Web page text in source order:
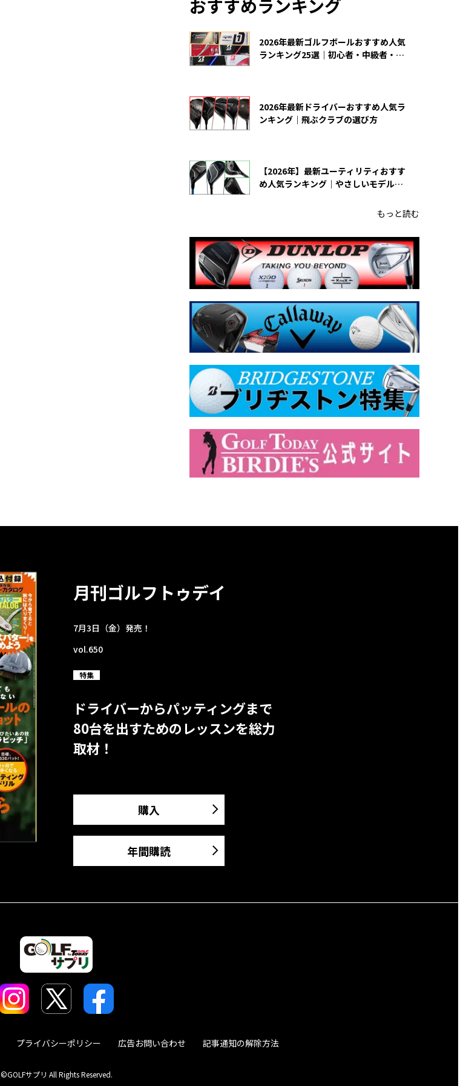
おすすめランキング
2026年最新ゴルフボールおすすめ人気
ランキング25選｜初心者・中級者・上
2026年最新ドライバーおすすめ人気ラ
ンキング｜飛ぶクラブの選び方
【2026年】最新ユーティリティおすす
め人気ランキング｜やさしいモデルの
もっと読む
月刊ゴルフトゥデイ
7月3日（金）発売！
vol.650
特集
ドライバーからパッティングまで
80台を出すためのレッスンを総力
取材！
購入
年間購読
プライバシーポリシー 広告お問い合わせ 記事通知の解除方法
©GOLFサプリ All Rights Reserved.